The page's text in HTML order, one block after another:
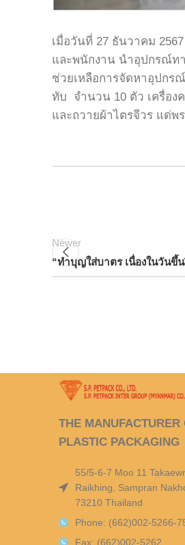
เมื่อวันที่ 27 ธันวาคม
และพนักงาน นำอุปกรณ์ท
ช่วยเหลือการจัดหาอุปกร
ทับ จำนวน 10 ตัว เครื่อง
และถวายผ้าไตรจีวร แด่พ
Newer
“ทำบุญใส่บาตร เนื่องในวันขึ้น
THE MANUFACTURER
PLASTIC PACKAGING
55/5-6-7 Moo 11
Raikhing, Sampran
73210 Thailand
Phone: (662)002-5266-
Fax: (662)002-5262